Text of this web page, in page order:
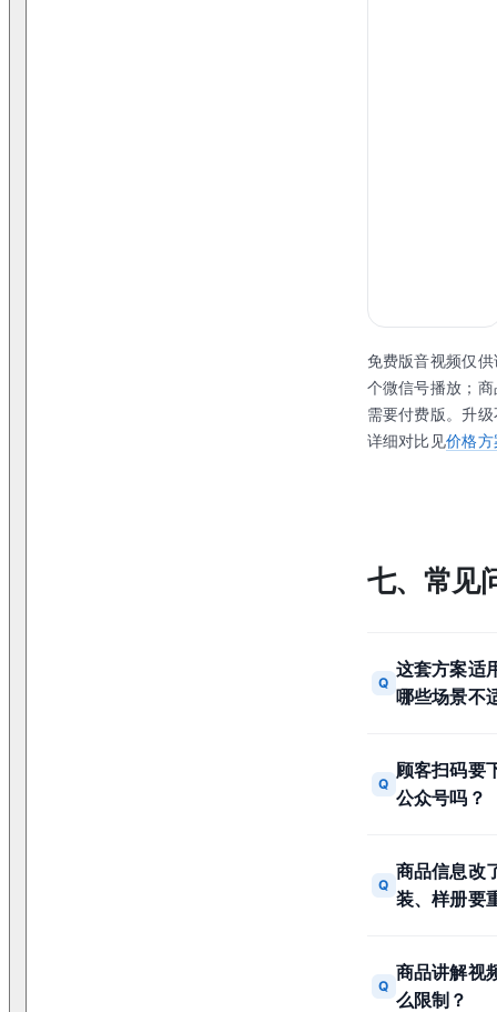
免费版音视频仅
个微信号播放；
需要付费版。升
详细对比见价格方
七、常见
Q
这套方案适
哪些场景不
Q
顾客扫码要
公众号吗？
Q
商品信息改
装、样册要
Q
商品讲解视
么限制？